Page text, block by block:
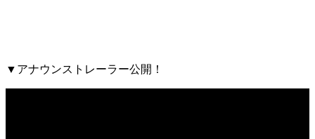
▼アナウンストレーラー公開！